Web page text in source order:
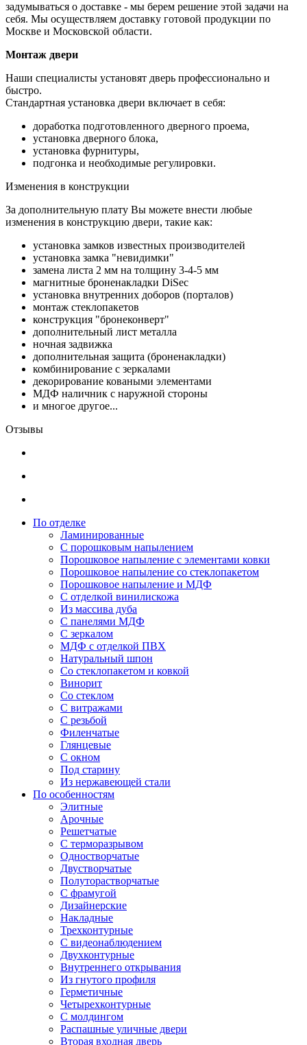
задумываться о доставке - мы берем решение этой задачи на
себя. Мы осуществляем доставку готовой продукции по
Москве и Московской области.
Монтаж двери
Наши специалисты установят дверь профессионально и
быстро.
Стандартная установка двери включает в себя:
доработка подготовленного дверного проема,
установка дверного блока,
установка фурнитуры,
подгонка и необходимые регулировки.
Изменения в конструкции
За дополнительную плату Вы можете внести любые
изменения в конструкцию двери, такие как:
установка замков известных производителей
установка замка "невидимки"
замена листа 2 мм на толщину 3-4-5 мм
магнитные броненакладки DiSec
установка внутренних доборов (порталов)
монтаж стеклопакетов
конструкция "бронеконверт"
дополнительный лист металла
ночная задвижка
дополнительная защита (броненакладки)
комбинирование с зеркалами
декорирование коваными элементами
МДФ наличник с наружной стороны
и многое другое...
Отзывы
По отделке
Ламинированные
С порошковым напылением
Порошковое напыление с элементами ковки
Порошковое напыление со стеклопакетом
Порошковое напыление и МДФ
С отделкой винилискожа
Из массива дуба
С панелями МДФ
С зеркалом
МДФ с отделкой ПВХ
Натуральный шпон
Со стеклопакетом и ковкой
Винорит
Со стеклом
С витражами
С резьбой
Филенчатые
Глянцевые
С окном
Под старину
Из нержавеющей стали
По особенностям
Элитные
Арочные
Решетчатые
С терморазрывом
Одностворчатые
Двустворчатые
Полуторастворчатые
С фрамугой
Дизайнерские
Накладные
Трехконтурные
С видеонаблюдением
Двухконтурные
Внутреннего открывания
Из гнутого профиля
Герметичные
Четырехконтурные
С молдингом
Распашные уличные двери
Вторая входная дверь